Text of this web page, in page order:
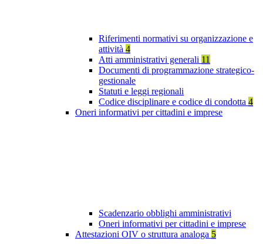
Riferimenti normativi su organizzazione e
attività 4
Atti amministrativi generali 11
Documenti di programmazione strategico-
gestionale
Statuti e leggi regionali
Codice disciplinare e codice di condotta 4
Oneri informativi per cittadini e imprese
Scadenzario obblighi amministrativi
Oneri informativi per cittadini e imprese
Attestazioni OIV o struttura analoga 5